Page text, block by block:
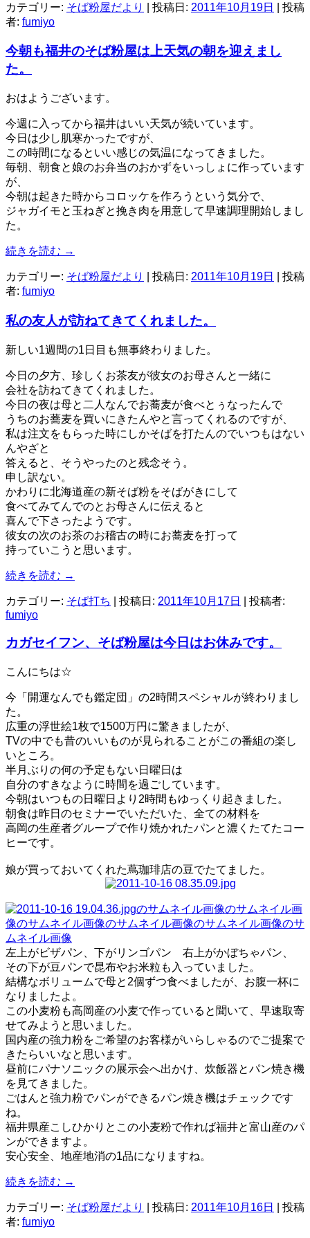
カテゴリー: そば粉屋だより | 投稿日: 2011年10月19日
投稿
者: fumiyo
今朝も福井のそば粉屋は上天気の朝を迎えまし
た。
おはようございます。
今週に入ってから福井はいい天気が続いています。
今日は少し肌寒かったですが、
この時間になるといい感じの気温になってきました。
毎朝、朝食と娘のお弁当のおかずをいっしょに作っています
が、
今朝は起きた時からコロッケを作ろうという気分で、
ジャガイモと玉ねぎと挽き肉を用意して早速調理開始しまし
た。
続きを読む →
カテゴリー: そば粉屋だより | 投稿日: 2011年10月19日
投稿
者: fumiyo
私の友人が訪ねてきてくれました。
新しい1週間の1日目も無事終わりました。
今日の夕方、珍しくお茶友が彼女のお母さんと一緒に
会社を訪ねてきてくれました。
今日の夜は母と二人なんでお蕎麦が食べとぅなったんで
うちのお蕎麦を買いにきたんやと言ってくれるのですが、
私は注文をもらった時にしかそばを打たんのでいつもはない
んやざと
答えると、そうやったのと残念そう。
申し訳ない。
かわりに北海道産の新そば粉をそばがきにして
食べてみてんでのとお母さんに伝えると
喜んで下さったようです。
彼女の次のお茶のお稽古の時にお蕎麦を打って
持っていこうと思います。
続きを読む →
カテゴリー: そば打ち | 投稿日: 2011年10月17日
投稿者:
fumiyo
カガセイフン、そば粉屋は今日はお休みです。
こんにちは☆
今「開運なんでも鑑定団」の2時間スペシャルが終わりまし
た。
広重の浮世絵1枚で1500万円に驚きましたが、
TVの中でも昔のいいものが見られることがこの番組の楽し
いところ。
半月ぶりの何の予定もない日曜日は
自分のすきなように時間を過ごしています。
今朝はいつもの日曜日より2時間もゆっくり起きました。
朝食は昨日のセミナーでいただいた、全ての材料を
高岡の生産者グループで作り焼かれたパンと濃くたてたコー
ヒーです。
娘が買っておいてくれた蔦珈琲店の豆でたてました。
左上がビザパン、下がリンゴパン 右上がかぼちゃパン、
その下が豆パンで昆布やお米粒も入っていました。
結構なボリュームで母と2個ずつ食べましたが、お腹一杯に
なりましたよ。
この小麦粉も高岡産の小麦で作っていると聞いて、早速取寄
せてみようと思いました。
国内産の強力粉をご希望のお客様がいらしゃるのでご提案で
きたらいいなと思います。
昼前にパナソニックの展示会へ出かけ、炊飯器とパン焼き機
を見てきました。
ごはんと強力粉でパンができるパン焼き機はチェックです
ね。
福井県産こしひかりとこの小麦粉で作れば福井と富山産のパ
ンができますよ。
安心安全、地産地消の1品になりますね。
続きを読む →
カテゴリー: そば粉屋だより | 投稿日: 2011年10月16日
投稿
者: fumiyo